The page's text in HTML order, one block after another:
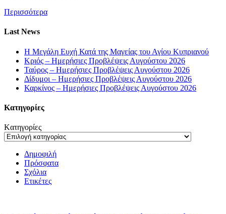
Περισσότερα
Last News
Η Μεγάλη Ευχή Κατά της Μαγείας του Αγίου Κυπριανού
Κριός – Ημερήσιες Προβλέψεις Αυγούστου 2026
Ταύρος – Ημερήσιες Προβλέψεις Αυγούστου 2026
Δίδυμοι – Ημερήσιες Προβλέψεις Αυγούστου 2026
Καρκίνος – Ημερήσιες Προβλέψεις Αυγούστου 2026
Kατηγορίες
Kατηγορίες
Δημοφιλή
Πρόσφατα
Σχόλια
Ετικέτες